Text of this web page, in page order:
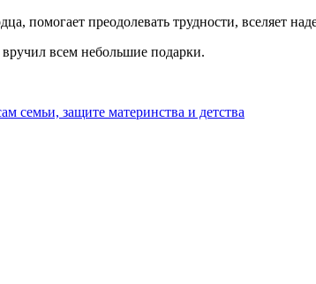
помогает преодолевать трудности, вселяет
всем небольшие подарки.
семьи, защите материнства и детства